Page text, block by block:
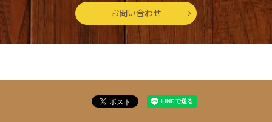
お問い合わせ